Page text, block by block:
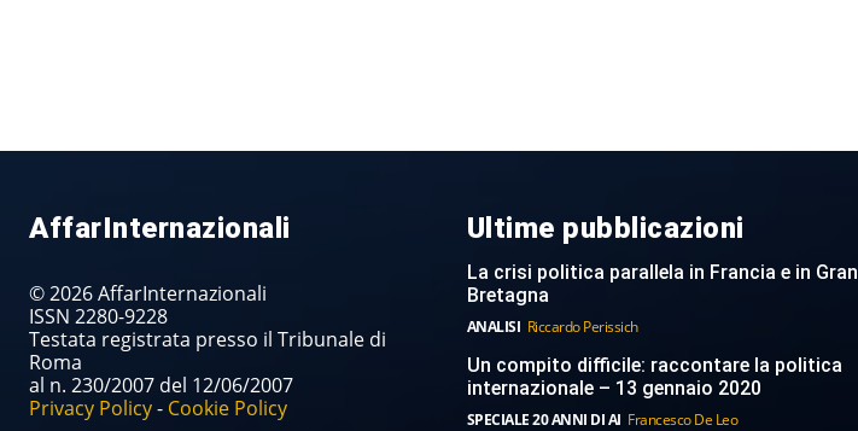
AffarInternazionali
© 2026 AffarInternazionali
ISSN 2280-9228
Testata registrata presso il Tribunale di
Roma
al n. 230/2007 del 12/06/2007
Privacy Policy- Cookie Policy
Ultime pubblicazioni
La crisi politica parallela in Francia e in Gran
Bretagna
ANALISI Riccardo Perissich
Un compito difficile: raccontare la politica
internazionale – 13 gennaio 2020
SPECIALE 20 ANNI DI AI Francesco De Leo